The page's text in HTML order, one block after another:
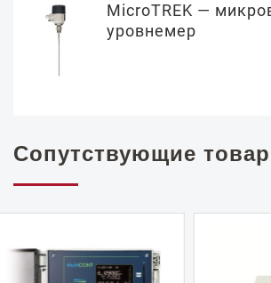
MicroTREK —
уровнемер
Сопутствующие